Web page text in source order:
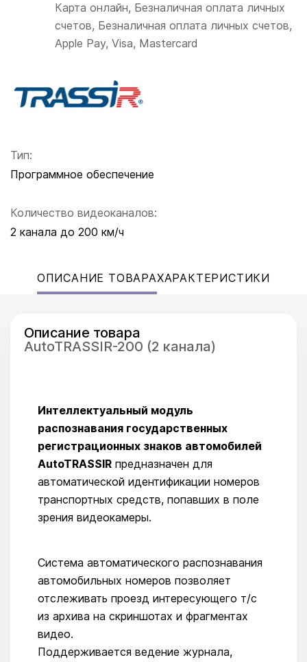
Тип:
Программное обеспечение
Количество видеоканалов:
2 канала до 200 км/ч
Карта онлайн, Безналичная оплата личных
счетов, Безналичная оплата личных счетов,
Apple Pay, Visa, Mastercard
ОПИСАНИЕ ТОВАРАХАРАКТЕРИСТИКИ
Описание товара
AutoTRASSIR-200 (2 канала)
Интеллектуальный модуль
распознавания государственных
регистрационных знаков автомобилей
AutoTRASSIR предназначен для
автоматической идентификации номеров
транспортных средств, попавших в поле
зрения видеокамеры.
Система автоматического распознавания
автомобильных номеров позволяет
отслеживать проезд интересующего т/с
из архива на скриншотах и фрагментах
видео.
Поддерживается ведение журнала,